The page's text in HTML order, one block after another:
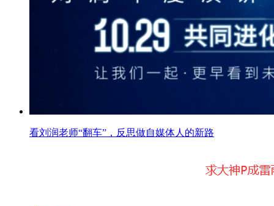
看刘润老师“翻车”，反思做自媒体人的新路